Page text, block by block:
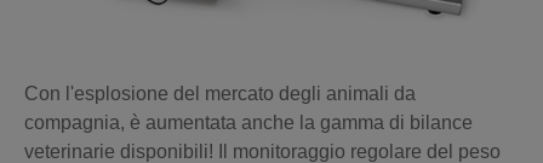
Con l'esplosione del mercato degli animali da
compagnia, è aumentata anche la gamma di bilance
veterinarie disponibili! Il monitoraggio regolare del peso